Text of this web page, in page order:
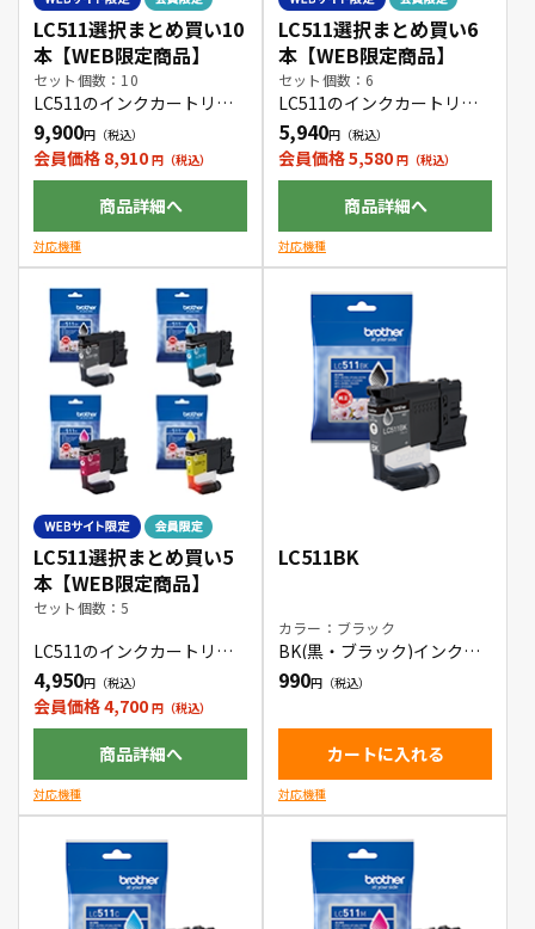
LC511選択まとめ買い10
本【WEB限定商品】
セット個数：10
LC511のインクカートリッ
ジをお好きな色の組み合わ
せで10本購入できます。
9,900
会員価格 8,910
商品詳細へ
対応機種
LC511選択まとめ買い6
本【WEB限定商品】
セット個数：6
LC511のインクカートリッ
ジをお好きな色の組み合わ
せで6本購入できます。
5,940
会員価格 5,580
商品詳細へ
対応機種
LC511選択まとめ買い5
本【WEB限定商品】
セット個数：5
LC511のインクカートリッ
ジをお好きな色の組み合わ
せで5本購入できます。
4,950
会員価格 4,700
商品詳細へ
対応機種
LC511BK
カラー：ブラック
BK(黒・ブラック)インクカ
ートリッジ
990
カートに入れる
対応機種